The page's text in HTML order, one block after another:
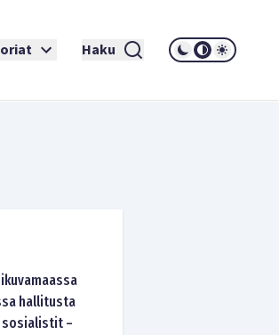
Haku
hallitusta
–